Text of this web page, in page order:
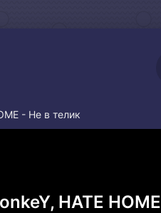
- Не в телик
HATE HOME